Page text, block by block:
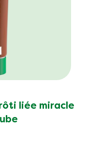
liée miracle